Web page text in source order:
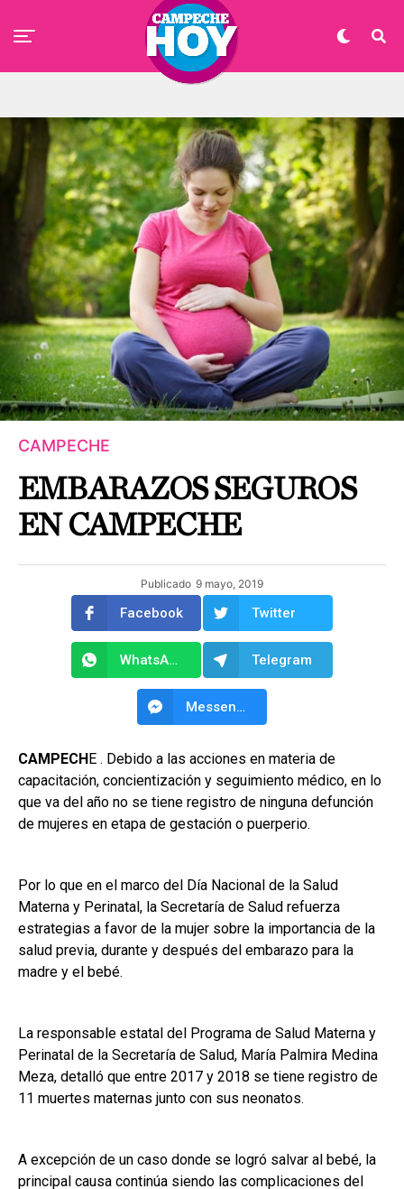
CAMPECHE
EMBARAZOS SEGUROS
EN CAMPECHE
Publicado 9 mayo, 2019
Facebook Twitter
WhatsApp Telegram
Messenger
CAMPECHE . Debido a las acciones en materia de
capacitación, concientización y seguimiento médico, en lo
que va del año no se tiene registro de ninguna defunción
de mujeres en etapa de gestación o puerperio.
Por lo que en el marco del Día Nacional de la Salud
Materna y Perinatal, la Secretaría de Salud refuerza
estrategias a favor de la mujer sobre la importancia de la
salud previa, durante y después del embarazo para la
madre y el bebé.
La responsable estatal del Programa de Salud Materna y
Perinatal de la Secretaría de Salud, María Palmira Medina
Meza, detalló que entre 2017 y 2018 se tiene registro de
11 muertes maternas junto con sus neonatos.
A excepción de un caso donde se logró salvar al bebé, la
principal causa continúa siendo las complicaciones del